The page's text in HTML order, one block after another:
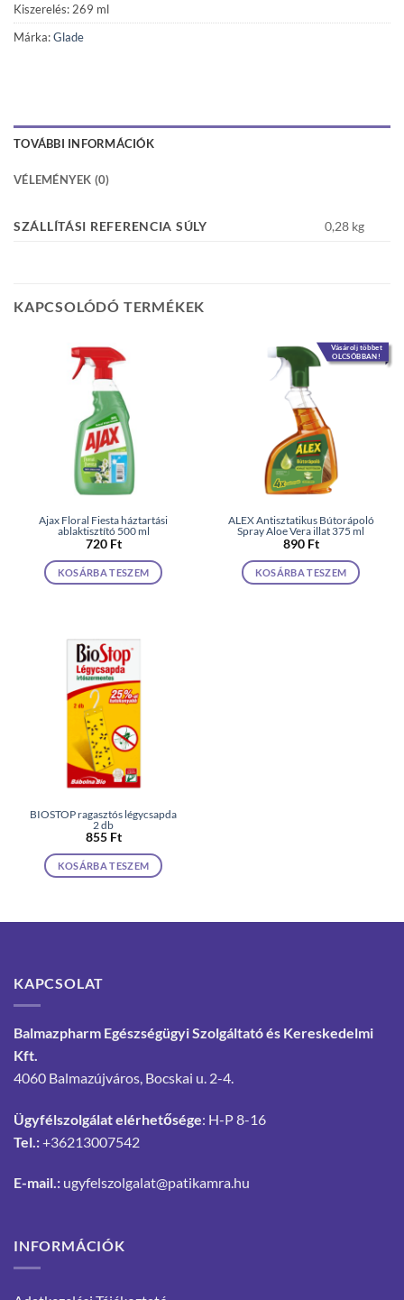
Kiszerelés: 269 ml
Márka:Glade
TOVÁBBI INFORMÁCIÓK
VÉLEMÉNYEK (0)
SZÁLLÍTÁSI REFERENCIA SÚLY 0,28 kg
KAPCSOLÓDÓ TERMÉKEK
Ajax Floral Fiesta háztartási
ablaktisztító 500 ml
720 Ft
KOSÁRBA TESZEM
Vásárolj többet
OLCSÓBBAN!
ALEX Antisztatikus Bútorápoló
Spray Aloe Vera illat 375 ml
890 Ft
KOSÁRBA TESZEM
BIOSTOP ragasztós légycsapda
2 db
855 Ft
KOSÁRBA TESZEM
KAPCSOLAT
Balmazpharm Egészségügyi Szolgáltató és Kereskedelmi
Kft.
4060 Balmazújváros, Bocskai u. 2-4.
Ügyfélszolgálat elérhetősége: H-P 8-16
Tel.:+36213007542
E-mail.: ugyfelszolgalat@patikamra.hu
INFORMÁCIÓK